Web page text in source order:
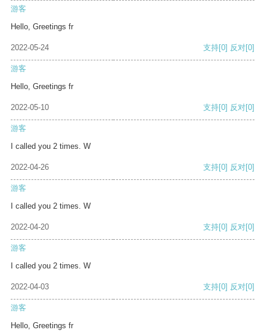
游客
Hello, Greetings fr
2022-05-24 支持[0] 反对[0]
游客
Hello, Greetings fr
2022-05-10 支持[0] 反对[0]
游客
I called you 2 times. W
2022-04-26 支持[0] 反对[0]
游客
I called you 2 times. W
2022-04-20 支持[0] 反对[0]
游客
I called you 2 times. W
2022-04-03 支持[0] 反对[0]
游客
Hello, Greetings fr